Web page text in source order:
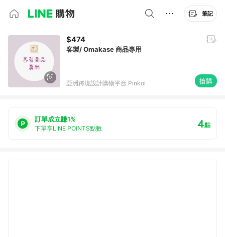
筆記
$474
客製/ Omakase 商品專用
亞洲跨境設計購物平台 Pinkoi 搶購
訂單成立賺1%
下單享LINE POINTS點數 4點